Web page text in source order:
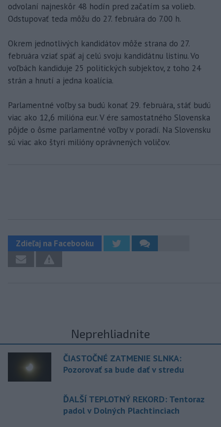
odvolaní najneskôr 48 hodín pred začatím sa volieb.
Odstupovať teda môžu do 27. februára do 7.00 h.
Okrem jednotlivých kandidátov môže strana do 27.
februára vziať späť aj celú svoju kandidátnu listinu. Vo
voľbách kandiduje 25 politických subjektov, z toho 24
strán a hnutí a jedna koalícia.
Parlamentné voľby sa budú konať 29. februára, stáť budú
viac ako 12,6 milióna eur. V ére samostatného Slovenska
pôjde o ôsme parlamentné voľby v poradí. Na Slovensku
sú viac ako štyri milióny oprávnených voličov.
Zdieľaj na Facebooku
Neprehliadnite
ČIASTOČNÉ ZATMENIE SLNKA:
Pozorovať sa bude dať v stredu
ĎALŠÍ TEPLOTNÝ REKORD: Tentoraz
padol v Dolných Plachtinciach